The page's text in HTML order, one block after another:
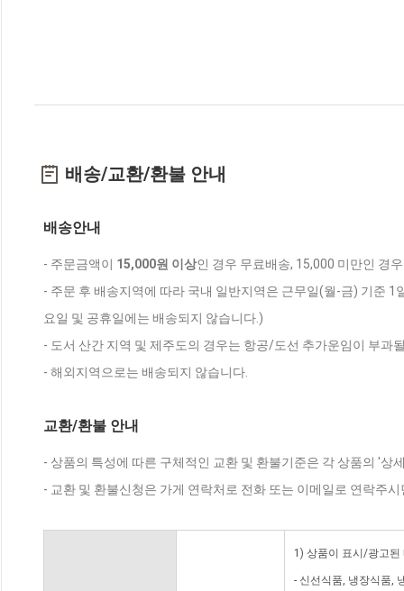
배송/교환/환불 안내
배송안내
- 주문금액이 15,000원 이상인 경우 무료배송, 15,000 미만인 경
- 주문 후 배송지역에 따라 국내 일반지역은 근무일(월-금) 기준
요일 및 공휴일에는 배송되지 않습니다.)
- 도서 산간 지역 및 제주도의 경우는 항공/도선 추가운임이 부과
- 해외지역으로는 배송되지 않습니다.
교환/환불 안내
- 상품의 특성에 따른 구체적인 교환 및 환불기준은 각 상품의 '상
- 교환 및 환불신청은 가게 연락처로 전화 또는 이메일로 연락주
1) 상품이 표시/광고된
- 신선식품, 냉장식품,